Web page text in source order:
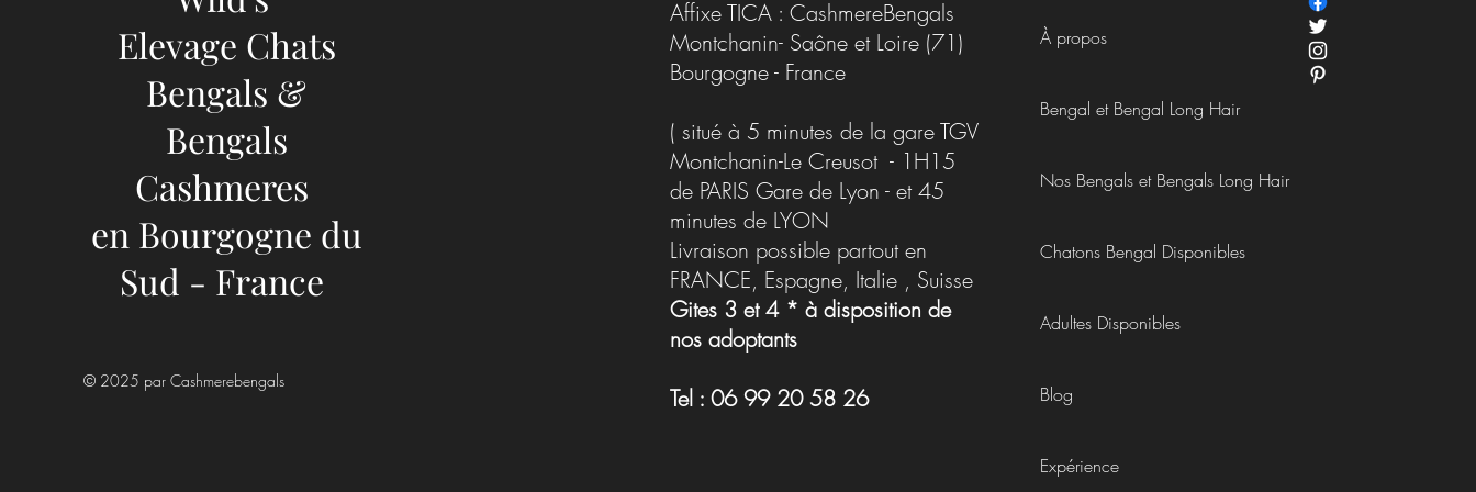
ou Trésor Génétique ?
déclaration d’indépendance
réflexion approfond
Elevage Chats
Bengals &
Bengals
Cashmeres
en Bourgogne du
Sud - France
© 2025 par Cashmerebengals
Affixe TICA : CashmereBengals
Montchanin- Saône et Loire (71)
Bourgogne - France
( situé à 5 minutes de la gare TGV
Montchanin-Le Creusot - 1H15
de PARIS Gare de Lyon - et 45
minutes de LYON
Livraison possible partout en
FRANCE, Espagne, Italie , Suisse
Gites 3 et 4 * à disposition de
nos adoptants
Tel : 06 99 20 58 26
À propos
Bengal et Bengal Long Hair
Nos Bengals et Bengals Long Hair
Chatons Bengal Disponibles
Adultes Disponibles
Blog
Expérience